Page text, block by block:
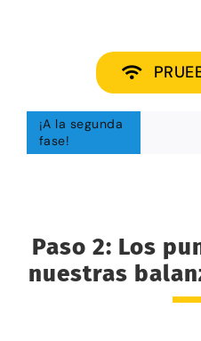
¡A la segunda
fase!
Paso 2: Los
nuestras